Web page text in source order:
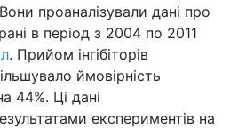
проаналізували дані про
в період з 2004 по 2011
. Прийом інгібіторів
ймовірність
44%. Ці дані
експериментів на